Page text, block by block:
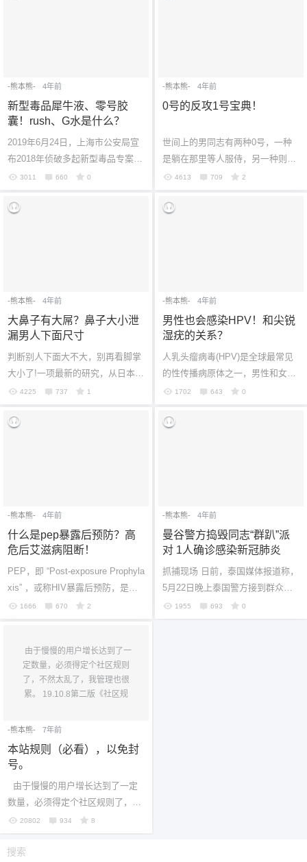
-熊本熊- 4年前
新型毒品犀牛液、零号胶
囊！rush、G水是什么？
2019年6月24日，上海市公安局宣
布2018年侦破多起新型毒品专案，
其中一起“犀牛液”案件系全国首例
胺”新型毒...
3011 660 0
-熊本熊- 4年前
0号的反攻1号宝典！
世间上的男同志有两种0号，一种
是躺在那里等人服侍，另一种则是
掌控大局。许多人认为0号的定义
强势主导...
4613 709 2
-熊本熊- 4年前
大鼻子有大屌？鼻子大小泄
漏男人下面尺寸
判断别人下面大不大，别再看脚掌
大小了!一项最新的研究，从日本男
性的遗体来调查生殖器大小，结果
大小有...
4225 737 1
-熊本熊- 4年前
男性也会感染HPV！和尖锐
湿疣的关系？
人乳头瘤病毒(HPV)是全球最常见
的性传播病原体之一，男性和女性
都会感染，HPV持续感染可能会引
的疾病负...
1702 643 0
-熊本熊- 4年前
什么是pep暴露后预防？高
危后艾滋病阻断！
PEP，即 “Post-exposure Prophyla
xis” ，或称HIV暴露后预防，是指
尚未感染HIV的人在与HIV携带者或
1666 670 2
-熊本熊- 4年前
曼谷警方捣毁同志“群趴”派
对 1人确诊感染新冠肺炎
抓捕现场 日前，泰国媒体报道称，
5月22日晚上泰国警方接到群众报
警称，在曼谷某条巷子里有很多人
1955 693 0
由于慢慢的用户增长达到了一
定数量，必须得定个社区规则
了，不然太乱了，我管理也很
累。 19.10.8第二版《社区规
-熊本熊- 7年前
本站规则（必看），以免封
号。
由于慢慢的用户增长达到了一定
数量，必须得定个社区规则了，不
然太乱了，我管理也很累。 19.10.
家...
20802 934 8